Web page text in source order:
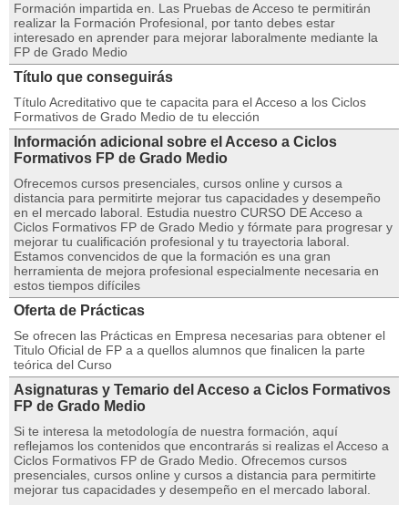
Formación impartida en. Las Pruebas de Acceso te permitirán
realizar la Formación Profesional, por tanto debes estar
interesado en aprender para mejorar laboralmente mediante la
FP de Grado Medio
Título que conseguirás
Título Acreditativo que te capacita para el Acceso a los Ciclos
Formativos de Grado Medio de tu elección
Información adicional sobre el Acceso a Ciclos
Formativos FP de Grado Medio
Ofrecemos cursos presenciales, cursos online y cursos a
distancia para permitirte mejorar tus capacidades y desempeño
en el mercado laboral. Estudia nuestro CURSO DE Acceso a
Ciclos Formativos FP de Grado Medio y fórmate para progresar y
mejorar tu cualificación profesional y tu trayectoria laboral.
Estamos convencidos de que la formación es una gran
herramienta de mejora profesional especialmente necesaria en
estos tiempos difíciles
Oferta de Prácticas
Se ofrecen las Prácticas en Empresa necesarias para obtener el
Titulo Oficial de FP a a quellos alumnos que finalicen la parte
teórica del Curso
Asignaturas y Temario del Acceso a Ciclos Formativos
FP de Grado Medio
Si te interesa la metodología de nuestra formación, aquí
reflejamos los contenidos que encontrarás si realizas el Acceso a
Ciclos Formativos FP de Grado Medio. Ofrecemos cursos
presenciales, cursos online y cursos a distancia para permitirte
mejorar tus capacidades y desempeño en el mercado laboral.